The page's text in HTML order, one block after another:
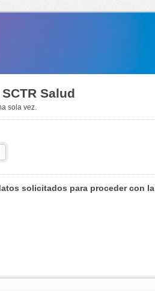
Salud
sola vez.
solicitados para proceder con la